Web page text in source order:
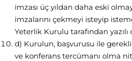
imzası üç yıldan daha eski
imzalarını çekmeyi isteyip
Yeterlik Kurulu tarafından yazılı
d) Kurulun, başvurusu ile
ve konferans tercümanı olma